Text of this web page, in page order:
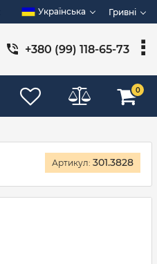
Українська Гривні
+380 (99) 118-65-73
0
Артикул: 301.3828